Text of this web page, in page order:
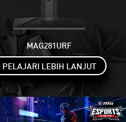
MAG281URF
PELAJARI LEBIH LANJUT